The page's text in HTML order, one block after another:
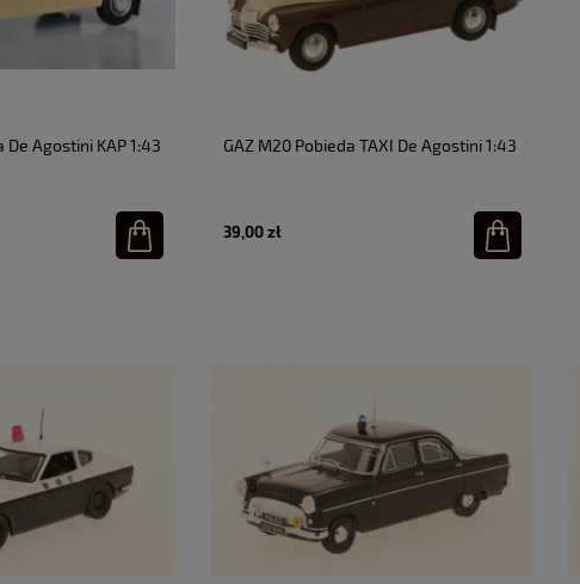
De Agostini KAP 1:43 GAZ M20 Pobieda TAXI De Agostini 1:43
39,00 zł